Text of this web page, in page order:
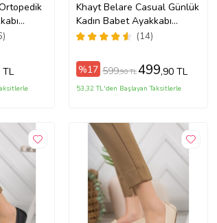
TL
Khayt Belare Casual Günlük
Kadın Babet Ayakkabı
(Beyaz)
(14)
%17 599,90 TL499,90 TL
53,32 TL'den Başlayan Taksitlerle